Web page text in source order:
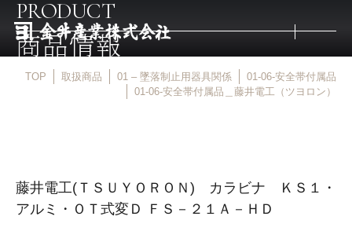
取扱メーカー
PRODUCT
商品情報
TOP 取扱商品 01 – 墜落制止用器具関係
01-06-安全帯付属品
01-06-安全帯付属品＿藤井電工（ツヨロン）
藤井電工(ＴＳＵＹＯＲＯＮ) カラビナ ＫＳ１・
アルミ・ＯＴ式変Ｄ ＦＳ－２１Ａ－ＨＤ